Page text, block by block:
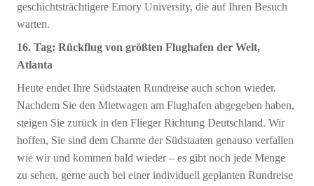
geschichtsträchtigere Emory University, die auf Ihren Besuch
warten.
16. Tag: Rückflug von größten Flughafen der Welt,
Atlanta
Heute endet Ihre Südstaaten Rundreise auch schon wieder.
Nachdem Sie den Mietwagen am Flughafen abgegeben haben,
steigen Sie zurück in den Flieger Richtung Deutschland. Wir
hoffen, Sie sind dem Charme der Südstaaten genauso verfallen
wie wir und kommen bald wieder – es gibt noch jede Menge
zu sehen, gerne auch bei einer individuell geplanten Rundreise